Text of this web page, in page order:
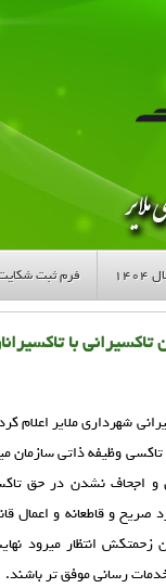
فرم ثبت
تاكسيراني با
شهرداري ملاير اعلام
تاكسي وظيفه ذاتي سازمان
و اجحاف نشدن در حق
صريح و قاطعانه و اعمال
زحمتكش انتظار ميرود
رساني موفق تر باشند.